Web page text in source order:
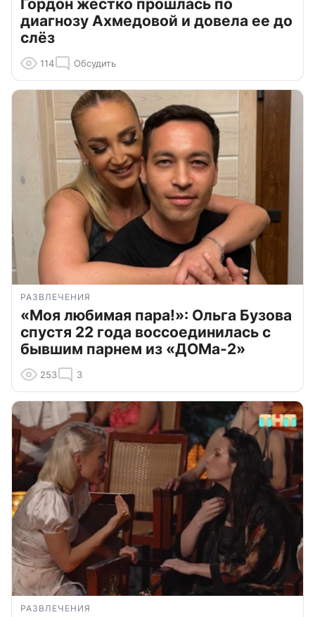
Гордон жестко прошлась по
диагнозу Ахмедовой и довела ее до
слёз
114 Обсудить
РАЗВЛЕЧЕНИЯ
«Моя любимая пара!»: Ольга Бузова
спустя 22 года воссоединилась с
бывшим парнем из «ДОМа-2»
253 3
РАЗВЛЕЧЕНИЯ